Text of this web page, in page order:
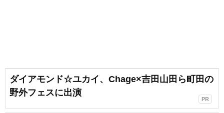
ダイアモンド☆ユカイ、Chage×吉田山田ら町田の
野外フェスに出演
PR